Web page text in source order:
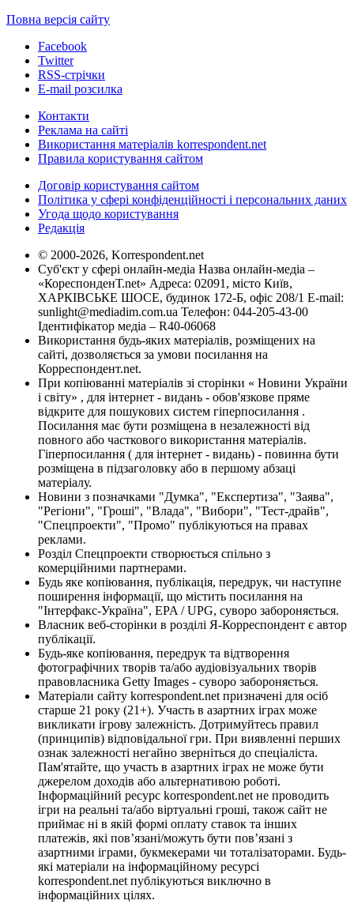
Повна версія сайту
Facebook
Twitter
RSS-стрічки
E-mail розсилка
Контакти
Реклама на сайті
Використання матеріалів korrespondent.net
Правила користування сайтом
Договір користування сайтом
Політика у сфері конфіденційності і персональних даних
Угода щодо користування
Редакція
© 2000-2026, Korrespondent.net
Суб'єкт у сфері онлайн-медіа Назва онлайн-медіа –
«КореспонденТ.net» Адреса: 02091, місто Київ,
ХАРКІВСЬКЕ ШОСЕ, будинок 172-Б, офіс 208/1 E-mail:
sunlight@mediadim.com.ua Телефон: 044-205-43-00
Ідентифікатор медіа – R40-06068
Використання будь-яких матеріалів, розміщених на
сайті, дозволяється за умови посилання на
Корреспондент.net.
При копіюванні матеріалів зі сторінки « Новини України
і світу» , для інтернет - видань - обов'язкове пряме
відкрите для пошукових систем гіперпосилання .
Посилання має бути розміщена в незалежності від
повного або часткового використання матеріалів.
Гіперпосилання ( для інтернет - видань) - повинна бути
розміщена в підзаголовку або в першому абзаці
матеріалу.
Новини з позначками "Думка", "Експертиза", "Заява",
"Регіони", "Гроші", "Влада", "Вибори", "Тест-драйв",
"Спецпроекти", "Промо" публікуються на правах
реклами.
Розділ Спецпроекти створюється спільно з
комерційними партнерами.
Будь яке копіювання, публікація, передрук, чи наступне
поширення інформації, що містить посилання на
"Інтерфакс-Україна", EPA / UPG, суворо забороняється.
Власник веб-сторінки в розділі Я-Корреспондент є автор
публікації.
Будь-яке копіювання, передрук та відтворення
фотографічних творів та/або аудіовізуальних творів
правовласника Getty Images - суворо забороняється.
Матеріали сайту korrespondent.net призначені для осіб
старше 21 року (21+). Участь в азартних іграх може
викликати ігрову залежність. Дотримуйтесь правил
(принципів) відповідальної гри. При виявленні перших
ознак залежності негайно зверніться до спеціаліста.
Пам'ятайте, що участь в азартних іграх не може бути
джерелом доходів або альтернативою роботі.
Інформаційний ресурс korrespondent.net не проводить
ігри на реальні та/або віртуальні гроші, також сайт не
приймає ні в якій формі оплату ставок та інших
платежів, які пов’язані/можуть бути пов’язані з
азартними іграми, букмекерами чи тоталізаторами. Будь-
які матеріали на інформаційному ресурсі
korrespondent.net публікуються виключно в
інформаційних цілях.